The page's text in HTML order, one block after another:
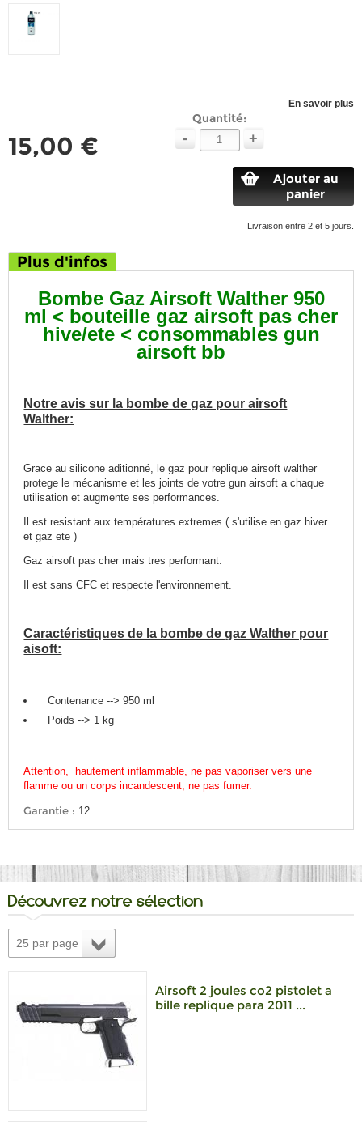
En savoir plus
15,00 €
Quantité:
- +
Ajouter au
panier
Livraison entre 2 et 5 jours.
Plus d'infos
Bombe Gaz Airsoft Walther 950
ml < bouteille gaz airsoft pas cher
hive/ete < consommables gun
airsoft bb
Notre avis sur la bombe de gaz pour airsoft
Walther:
Grace au silicone aditionné, le gaz pour replique airsoft walther
protege le mécanisme et les joints de votre gun airsoft a chaque
utilisation et augmente ses performances.
Il est resistant aux températures extremes ( s'utilise en gaz hiver
et gaz ete )
Gaz airsoft pas cher mais tres performant.
Il est sans CFC et respecte l'environnement.
Caractéristiques de la bombe de gaz Walther pour
aisoft:
Contenance --> 950 ml
Poids --> 1 kg
Attention, hautement inflammable, ne pas vaporiser vers une
flamme ou un corps incandescent, ne pas fumer.
Garantie : 12
Découvrez notre sélection
25 par page
Airsoft 2 joules co2 pistolet a
bille replique para 2011 ...